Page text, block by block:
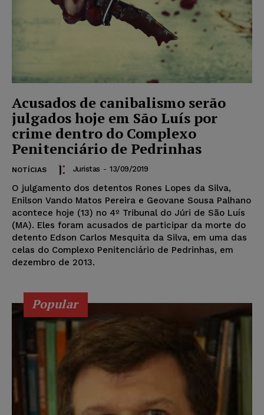
Acusados de canibalismo serão
julgados hoje em São Luís por
crime dentro do Complexo
Penitenciário de Pedrinhas
NOTÍCIAS Juristas - 13/09/2019
O julgamento dos detentos Rones Lopes da Silva,
Enilson Vando Matos Pereira e Geovane Sousa Palhano
acontece hoje (13) no 4º Tribunal do Júri de São Luís
(MA). Eles foram acusados de participar da morte do
detento Edson Carlos Mesquita da Silva, em uma das
celas do Complexo Penitenciário de Pedrinhas, em
dezembro de 2013.
Popular